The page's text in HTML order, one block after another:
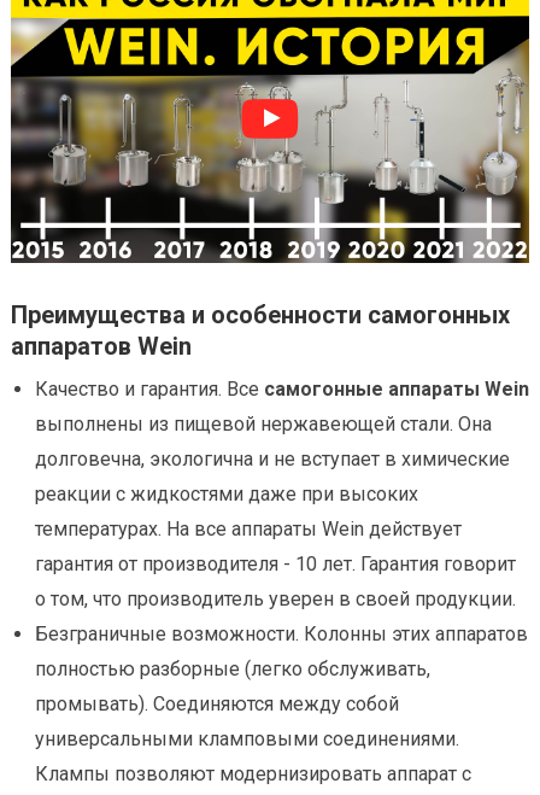
Преимущества и особенности самогонных
аппаратов Wein
Качество и гарантия. Все самогонные аппараты Wein
выполнены из пищевой нержавеющей стали. Она
долговечна, экологична и не вступает в химические
реакции с жидкостями даже при высоких
температурах. На все аппараты Wein действует
гарантия от производителя - 10 лет. Гарантия говорит
о том, что производитель уверен в своей продукции.
Безграничные возможности. Колонны этих аппаратов
полностью разборные (легко обслуживать,
промывать). Соединяются между собой
универсальными кламповыми соединениями.
Клампы позволяют модернизировать аппарат с